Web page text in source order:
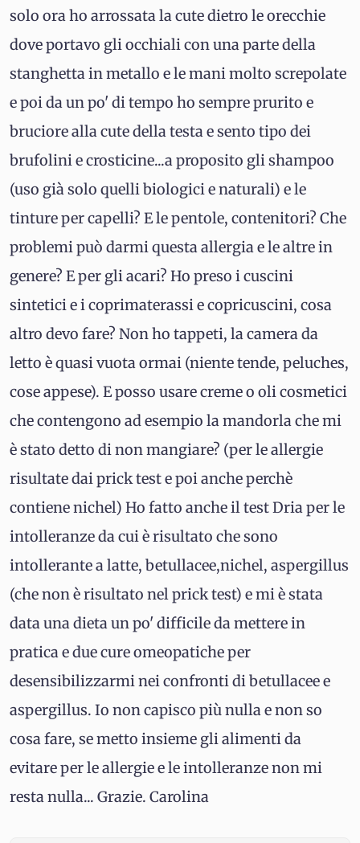
solo ora ho arrossata la cute dietro le orecchie
dove portavo gli occhiali con una parte della
stanghetta in metallo e le mani molto screpolate
e poi da un po' di tempo ho sempre prurito e
bruciore alla cute della testa e sento tipo dei
brufolini e crosticine...a proposito gli shampoo
(uso già solo quelli biologici e naturali) e le
tinture per capelli? E le pentole, contenitori? Che
problemi può darmi questa allergia e le altre in
genere? E per gli acari? Ho preso i cuscini
sintetici e i coprimaterassi e copricuscini, cosa
altro devo fare? Non ho tappeti, la camera da
letto è quasi vuota ormai (niente tende, peluches,
cose appese). E posso usare creme o oli cosmetici
che contengono ad esempio la mandorla che mi
è stato detto di non mangiare? (per le allergie
risultate dai prick test e poi anche perchè
contiene nichel) Ho fatto anche il test Dria per le
intolleranze da cui è risultato che sono
intollerante a latte, betullacee,nichel, aspergillus
(che non è risultato nel prick test) e mi è stata
data una dieta un po' difficile da mettere in
pratica e due cure omeopatiche per
desensibilizzarmi nei confronti di betullacee e
aspergillus. Io non capisco più nulla e non so
cosa fare, se metto insieme gli alimenti da
evitare per le allergie e le intolleranze non mi
resta nulla... Grazie. Carolina